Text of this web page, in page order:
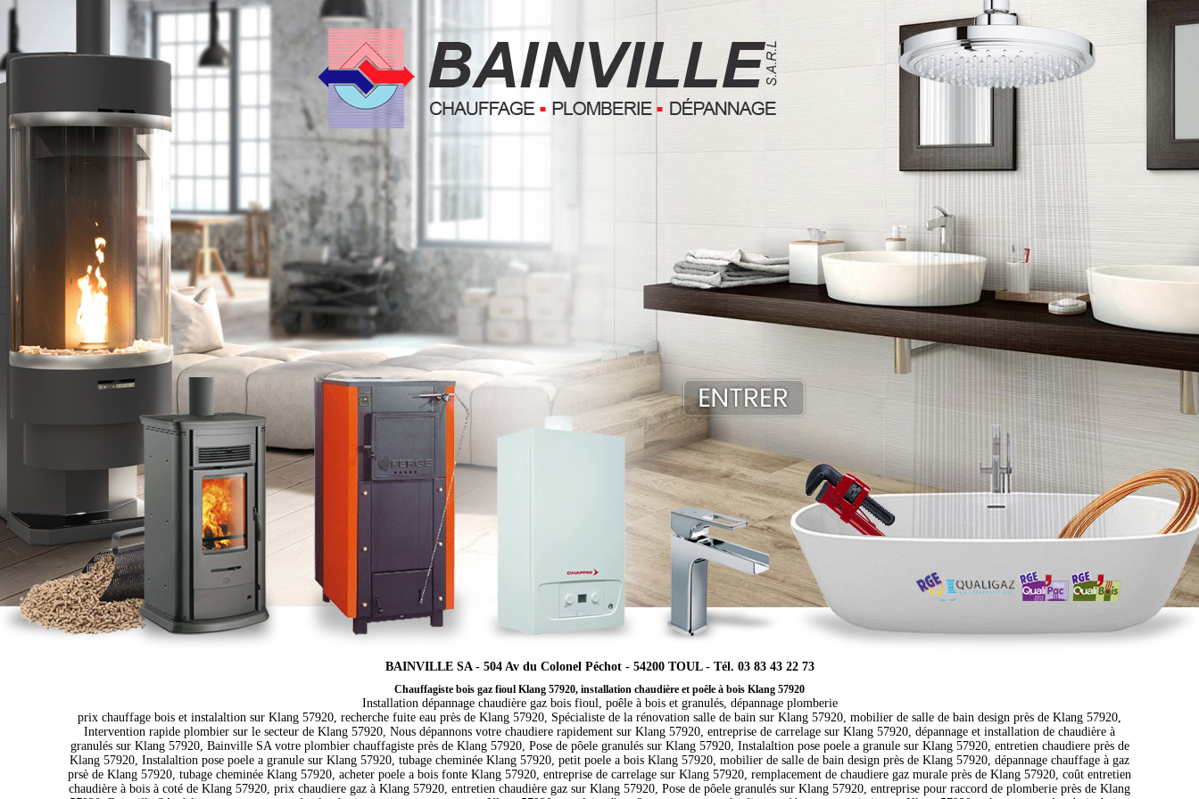
BAINVILLE SA - 504 Av du Colonel Péchot - 54200 TOUL - Tél. 03 83 43 22 73
Chauffagiste bois gaz fioul Klang 57920, installation chaudière et poêle à bois Klang 57920
Installation dépannage chaudière gaz bois fioul, poêle à bois et granulés, dépannage plomberie
prix chauffage bois et instalaltion sur Klang 57920, recherche fuite eau près de Klang 57920, Spécialiste de la rénovation salle de bain sur Klang 57920, mobilier de salle de bain design près de Klang 57920,
Intervention rapide plombier sur le secteur de Klang 57920, Nous dépannons votre chaudiere rapidement sur Klang 57920, entreprise de carrelage sur Klang 57920, dépannage et installation de chaudière à
granulés sur Klang 57920, Bainville SA votre plombier chauffagiste près de Klang 57920, Pose de pôele granulés sur Klang 57920, Instalaltion pose poele a granule sur Klang 57920, entretien chaudiere près de
Klang 57920, Instalaltion pose poele a granule sur Klang 57920, tubage cheminée Klang 57920, petit poele a bois Klang 57920, mobilier de salle de bain design près de Klang 57920, dépannage chauffage à gaz
prsè de Klang 57920, tubage cheminée Klang 57920, acheter poele a bois fonte Klang 57920, entreprise de carrelage sur Klang 57920, remplacement de chaudiere gaz murale près de Klang 57920, coût entretien
chaudière à bois à coté de Klang 57920, prix chaudiere gaz à Klang 57920, entretien chaudière gaz sur Klang 57920, Pose de pôele granulés sur Klang 57920, entreprise pour raccord de plomberie près de Klang